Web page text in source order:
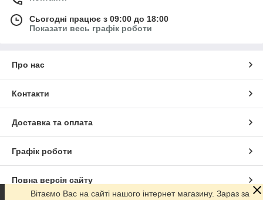
Сьогодні працює з 09:00 до 18:00
Показати весь графік роботи
Про нас
Контакти
Доставка та оплата
Графік роботи
Повна версія сайту
Вітаємо Вас на сайті нашого інтернет магазину. Зараз за